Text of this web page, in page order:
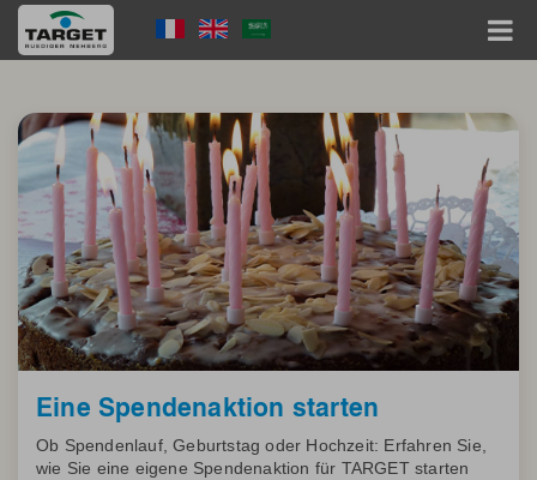
Skip
main
Language
Menu
Eine Spendenaktion starten
Ob Spendenlauf, Geburtstag oder Hochzeit: Erfahren Sie,
wie Sie eine eigene Spendenaktion für TARGET starten